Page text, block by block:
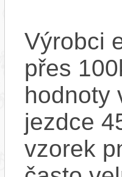
Výrobci
přes
hodnoty
jezdce
vzorek